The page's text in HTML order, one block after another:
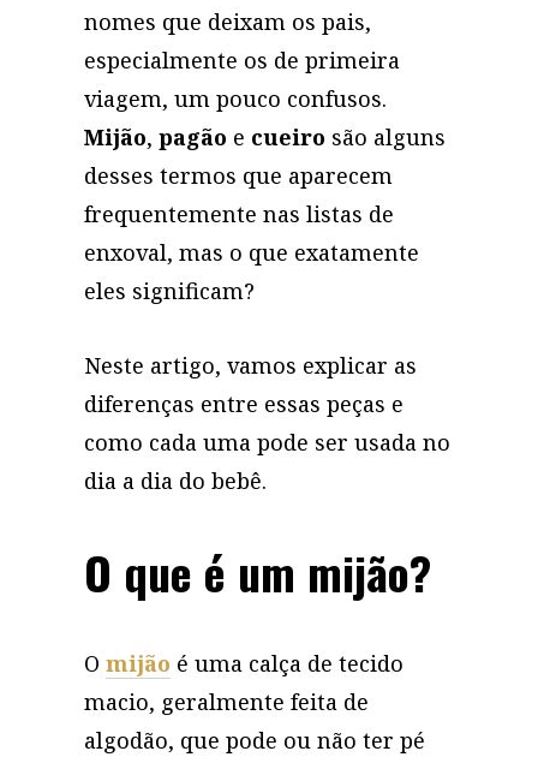
nomes que deixam os pais,
especialmente os de primeira
viagem, um pouco confusos.
Mijão, pagão e cueiro são alguns
desses termos que aparecem
frequentemente nas listas de
enxoval, mas o que exatamente
eles significam?
Neste artigo, vamos explicar as
diferenças entre essas peças e
como cada uma pode ser usada no
dia a dia do bebê.
O que é um mijão?
O mijão é uma calça de tecido
macio, geralmente feita de
algodão, que pode ou não ter pé